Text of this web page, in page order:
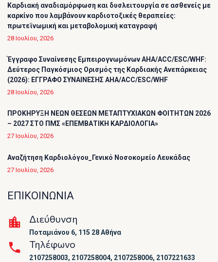
Καρδιακή αναδιαμόρφωση και δυσλειτουργία σε ασθενείς με
καρκίνο που λαμβάνουν καρδιοτοξικές θεραπείες:
πρωτεϊνωμική και μεταβολομική καταγραφή
28 Ιουλίου, 2026
Έγγραφο Συναίνεσης Εμπειρογνωμόνων AHA/ACC/ESC/WHF:
Δεύτερος Παγκόσμιος Ορισμός της Καρδιακής Ανεπάρκειας
(2026): ΕΓΓΡΑΦΟ ΣΥΝΑΙΝΕΣΗΣ AHA/ACC/ESC/WHF
28 Ιουλίου, 2026
ΠΡΟΚΗΡΥΞΗ ΝΕΩΝ ΘΕΣΕΩΝ ΜΕΤΑΠΤΥΧΙΑΚΩΝ ΦΟΙΤΗΤΩΝ 2026
– 2027 ΣΤΟ ΠΜΣ «ΕΠΕΜΒΑΤΙΚΗ ΚΑΡΔΙΟΛΟΓΙΑ»
27 Ιουλίου, 2026
Αναζήτηση Καρδιολόγου_Γενικό Νοσοκομείο Λευκάδας
27 Ιουλίου, 2026
ΕΠΙΚΟΙΝΩΝΙΑ
Διεύθυνση
Ποταμιάνου 6, 115 28 Αθήνα
Τηλέφωνο
2107258003, 2107258004, 2107258006, 2107221633